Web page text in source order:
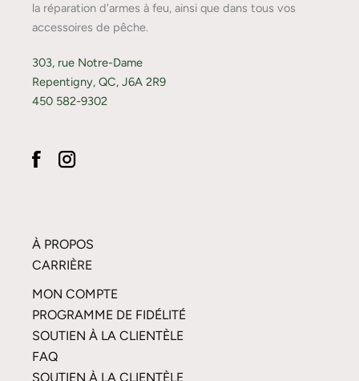
la réparation d'armes à feu, ainsi que dans tous vos
accessoires de pêche.
303, rue Notre-Dame
Repentigny, QC, J6A 2R9
450 582-9302
À PROPOS
CARRIÈRE
MON COMPTE
PROGRAMME DE FIDÉLITÉ
SOUTIEN À LA CLIENTÈLE
FAQ
SOUTIEN À LA CLIENTÈLE